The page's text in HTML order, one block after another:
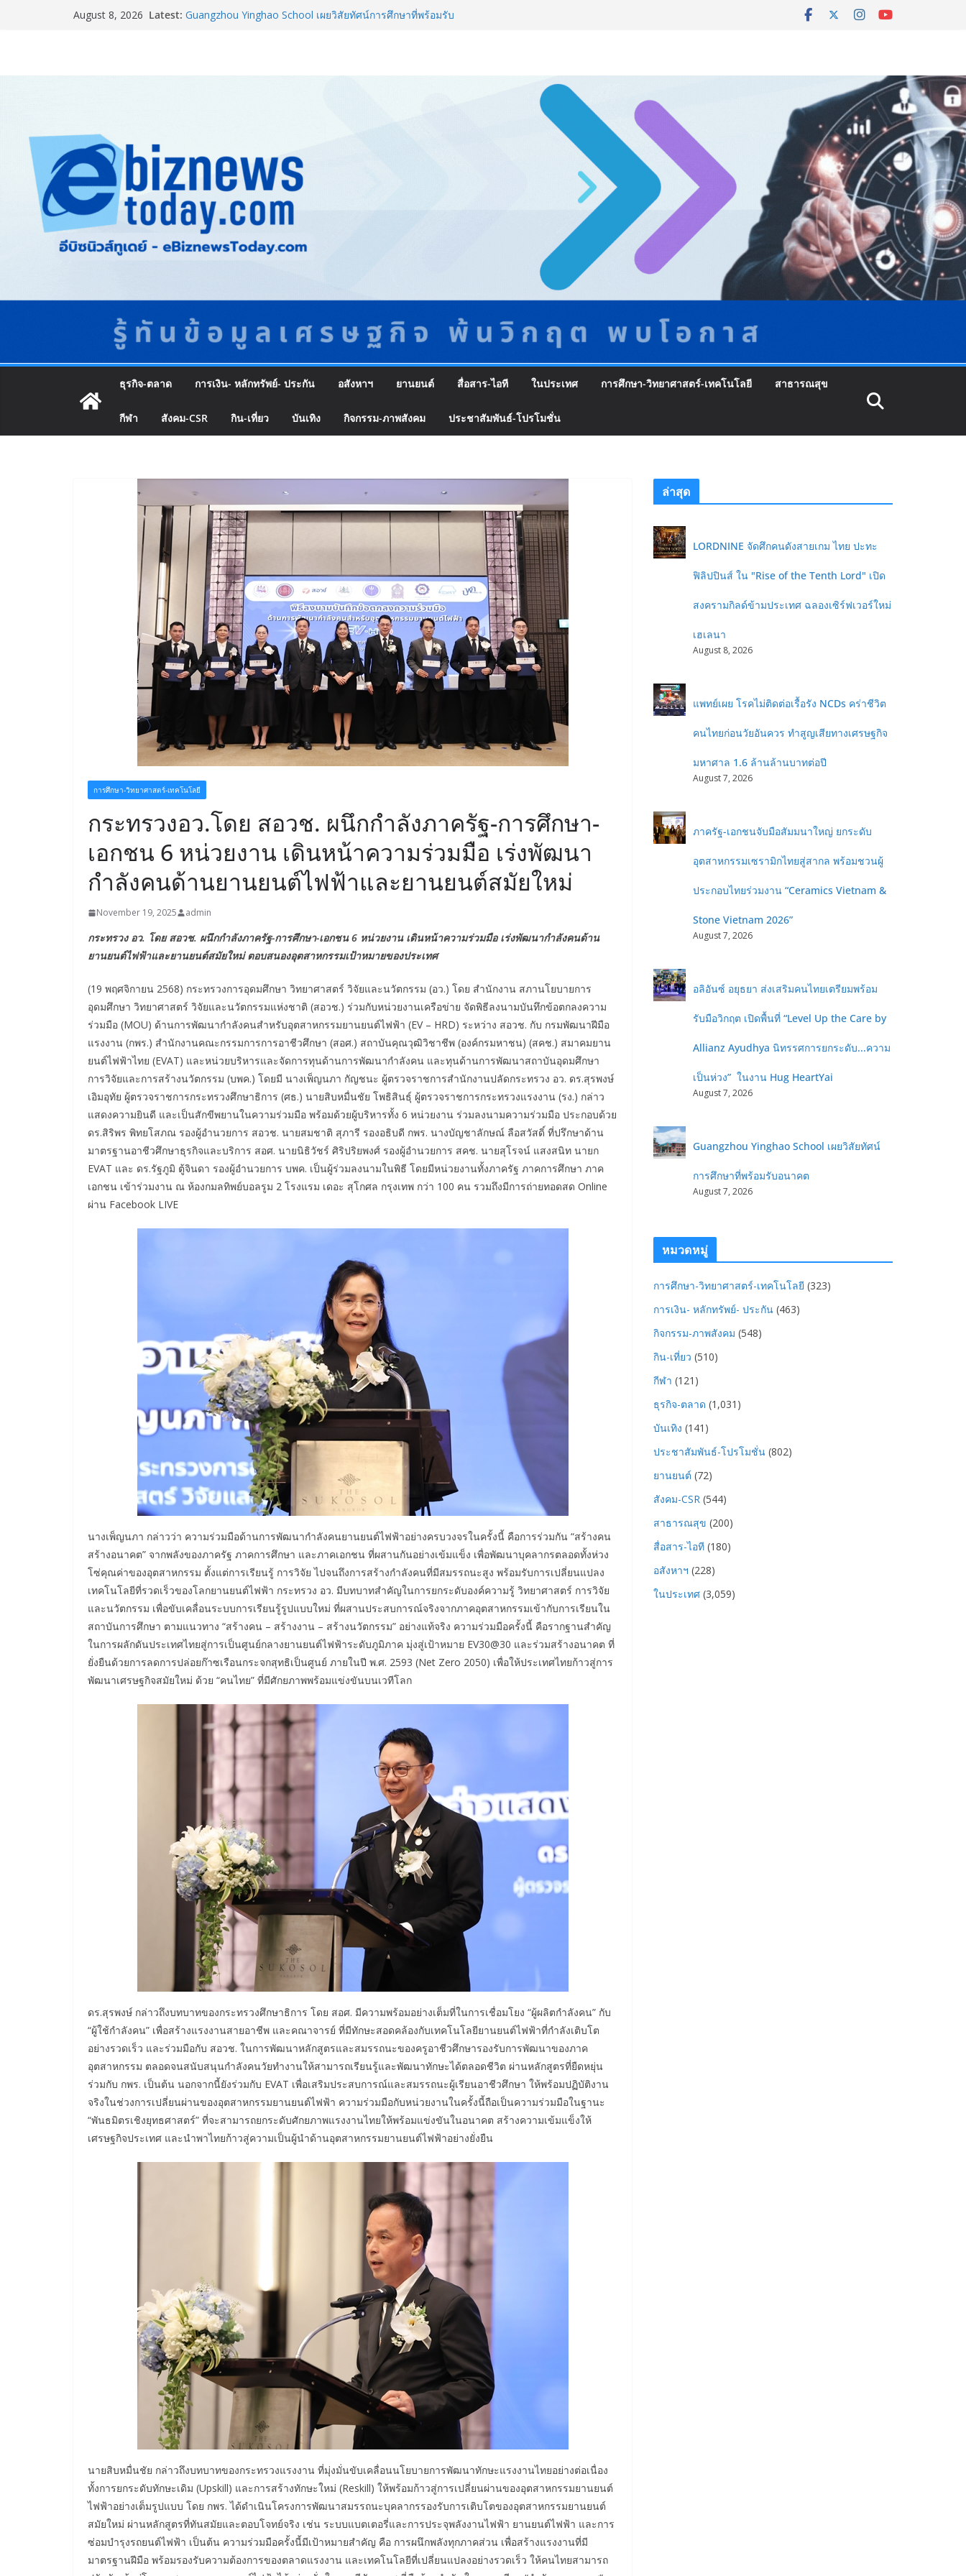
August 8, 2026 Latest: Guangzhou Yinghao School เผยวิสัยทัศน์การศึกษาที่พร้อมรับ
อลิอันซ์ อยุธยา ส่งเสริมคนไทยเตรียมพร้อมรับมือวิกฤต เปิดพื้นที่
“Level Up the Care by Allianz Ayudhya นิทรรศการยกระดับ…
ความเป็นห่วง” ในงาน Hug HeartYai
ธุรกิจ-ตลาด การเงิน- หลักทรัพย์- ประกัน อสังหาฯ ยานยนต์ สื่อสาร-ไอที ในประเทศ การศึกษา-วิทยาศาสตร์-เทคโนโลยี สาธารณสุข
กีฬา สังคม-CSR กิน-เที่ยว บันเทิง กิจกรรม-ภาพสังคม ประชาสัมพันธ์-โปรโมชั่น
การศึกษา-วิทยาศาสตร์-เทคโนโลยี
กระทรวงอว.โดย สอวช. ผนึกกำลังภาครัฐ-การศึกษา-
เอกชน 6 หน่วยงาน เดินหน้าความร่วมมือ เร่งพัฒนา
กำลังคนด้านยานยนต์ไฟฟ้าและยานยนต์สมัยใหม่
November 19, 2025 admin
กระทรวง อว. โดย สอวช. ผนึกกำลังภาครัฐ-การศึกษา-เอกชน 6 หน่วยงาน เดินหน้าความร่วมมือ เร่งพัฒนากำลังคนด้าน
ยานยนต์ไฟฟ้าและยานยนต์สมัยใหม่ ตอบสนองอุตสาหกรรมเป้าหมายของประเทศ
(19 พฤศจิกายน 2568) กระทรวงการอุดมศึกษา วิทยาศาสตร์ วิจัยและนวัตกรรม (อว.) โดย สำนักงาน สภานโยบายการ
อุดมศึกษา วิทยาศาสตร์ วิจัยและนวัตกรรมแห่งชาติ (สอวช.) ร่วมกับหน่วยงานเครือข่าย จัดพิธีลงนามบันทึกข้อตกลงความ
ร่วมมือ (MOU) ด้านการพัฒนากำลังคนสำหรับอุตสาหกรรมยานยนต์ไฟฟ้า (EV – HRD) ระหว่าง สอวช. กับ กรมพัฒนาฝีมือ
แรงงาน (กพร.) สำนักงานคณะกรรมการการอาชีวศึกษา (สอศ.) สถาบันคุณวุฒิวิชาชีพ (องค์กรมหาชน) (สคช.) สมาคมยาน
ยนต์ไฟฟ้าไทย (EVAT) และหน่วยบริหารและจัดการทุนด้านการพัฒนากำลังคน และทุนด้านการพัฒนาสถาบันอุดมศึกษา
การวิจัยและการสร้างนวัตกรรม (บพค.) โดยมี นางเพ็ญนภา กัญชนะ ผู้ตรวจราชการสำนักงานปลัดกระทรวง อว. ดร.สุรพงษ์
เอิมอุทัย ผู้ตรวจราชการกระทรวงศึกษาธิการ (ศธ.) นายสิบหมื่นชัย โพธิสินธุ์ ผู้ตรวจราชการกระทรวงแรงงาน (รง.) กล่าว
แสดงความยินดี และเป็นสักขีพยานในความร่วมมือ พร้อมด้วยผู้บริหารทั้ง 6 หน่วยงาน ร่วมลงนามความร่วมมือ ประกอบด้วย
ดร.สิริพร พิทยโสภณ รองผู้อำนวยการ สอวช. นายสมชาติ สุภารี รองอธิบดี กพร. นางบัญชาลักษณ์ ลือสวัสดิ์ ที่ปรึกษาด้าน
มาตรฐานอาชีวศึกษาธุรกิจและบริการ สอศ. นายนิธิวัชร์ ศิริปริยพงศ์ รองผู้อำนวยการ สคช. นายสุโรจน์ แสงสนิท นายก
EVAT และ ดร.รัฐภูมิ ตู้จินดา รองผู้อำนวยการ บพค. เป็นผู้ร่วมลงนามในพิธี โดยมีหน่วยงานทั้งภาครัฐ ภาคการศึกษา ภาค
เอกชน เข้าร่วมงาน ณ ห้องกมลทิพย์บอลรูม 2 โรงแรม เดอะ สุโกศล กรุงเทพ กว่า 100 คน รวมถึงมีการถ่ายทอดสด Online
ผ่าน Facebook LIVE
นางเพ็ญนภา กล่าวว่า ความร่วมมือด้านการพัฒนากำลังคนยานยนต์ไฟฟ้าอย่างครบวงจรในครั้งนี้ คือการร่วมกัน “สร้างคน
สร้างอนาคต” จากพลังของภาครัฐ ภาคการศึกษา และภาคเอกชน ที่ผสานกันอย่างเข้มแข็ง เพื่อพัฒนาบุคลากรตลอดทั้งห่วง
โซ่คุณค่าของอุตสาหกรรม ตั้งแต่การเรียนรู้ การวิจัย ไปจนถึงการสร้างกำลังคนที่มีสมรรถนะสูง พร้อมรับการเปลี่ยนแปลง
เทคโนโลยีที่รวดเร็วของโลกยานยนต์ไฟฟ้า กระทรวง อว. มีบทบาทสำคัญในการยกระดับองค์ความรู้ วิทยาศาสตร์ การวิจัย
และนวัตกรรม เพื่อขับเคลื่อนระบบการเรียนรู้รูปแบบใหม่ ที่ผสานประสบการณ์จริงจากภาคอุตสาหกรรมเข้ากับการเรียนใน
สถาบันการศึกษา ตามแนวทาง “สร้างคน – สร้างงาน – สร้างนวัตกรรม” อย่างแท้จริง ความร่วมมือครั้งนี้ คือรากฐานสำคัญ
ในการผลักดันประเทศไทยสู่การเป็นศูนย์กลางยานยนต์ไฟฟ้าระดับภูมิภาค มุ่งสู่เป้าหมาย EV30@30 และร่วมสร้างอนาคต ที่
ยั่งยืนด้วยการลดการปล่อยก๊าซเรือนกระจกสุทธิเป็นศูนย์ ภายในปี พ.ศ. 2593 (Net Zero 2050) เพื่อให้ประเทศไทยก้าวสู่การ
พัฒนาเศรษฐกิจสมัยใหม่ ด้วย “คนไทย” ที่มีศักยภาพพร้อมแข่งขันบนเวทีโลก
ดร.สุรพงษ์ กล่าวถึงบทบาทของกระทรวงศึกษาธิการ โดย สอศ. มีความพร้อมอย่างเต็มที่ในการเชื่อมโยง “ผู้ผลิตกำลังคน” กับ
“ผู้ใช้กำลังคน” เพื่อสร้างแรงงานสายอาชีพ และคณาจารย์ ที่มีทักษะสอดคล้องกับเทคโนโลยียานยนต์ไฟฟ้าที่กำลังเติบโต
อย่างรวดเร็ว และร่วมมือกับ สอวช. ในการพัฒนาหลักสูตรและสมรรถนะของครูอาชีวศึกษารองรับการพัฒนาของภาค
อุตสาหกรรม ตลอดจนสนับสนุนกำลังคนวัยทำงานให้สามารถเรียนรู้และพัฒนาทักษะได้ตลอดชีวิต ผ่านหลักสูตรที่ยืดหยุ่น
ร่วมกับ กพร. เป็นต้น นอกจากนี้ยังร่วมกับ EVAT เพื่อเสริมประสบการณ์และสมรรถนะผู้เรียนอาชีวศึกษา ให้พร้อมปฏิบัติงาน
จริงในช่วงการเปลี่ยนผ่านของอุตสาหกรรมยานยนต์ไฟฟ้า ความร่วมมือกับหน่วยงานในครั้งนี้ถือเป็นความร่วมมือในฐานะ
“พันธมิตรเชิงยุทธศาสตร์” ที่จะสามารถยกระดับศักยภาพแรงงานไทยให้พร้อมแข่งขันในอนาคต สร้างความเข้มแข็งให้
เศรษฐกิจประเทศ และนำพาไทยก้าวสู่ความเป็นผู้นำด้านอุตสาหกรรมยานยนต์ไฟฟ้าอย่างยั่งยืน
นายสิบหมื่นชัย กล่าวถึงบทบาทของกระทรวงแรงงาน ที่มุ่งมั่นขับเคลื่อนนโยบายการพัฒนาทักษะแรงงานไทยอย่างต่อเนื่อง
ทั้งการยกระดับทักษะเดิม (Upskill) และการสร้างทักษะใหม่ (Reskill) ให้พร้อมก้าวสู่การเปลี่ยนผ่านของอุตสาหกรรมยานยนต์
ไฟฟ้าอย่างเต็มรูปแบบ โดย กพร. ได้ดำเนินโครงการพัฒนาสมรรถนะบุคลากรรองรับการเติบโตของอุตสาหกรรมยานยนต์
สมัยใหม่ ผ่านหลักสูตรที่ทันสมัยและตอบโจทย์จริง เช่น ระบบแบตเตอรี่และการประจุพลังงานไฟฟ้า ยานยนต์ไฟฟ้า และการ
ซ่อมบำรุงรถยนต์ไฟฟ้า เป็นต้น ความร่วมมือครั้งนี้มีเป้าหมายสำคัญ คือ การผนึกพลังทุกภาคส่วน เพื่อสร้างแรงงานที่มี
มาตรฐานฝีมือ พร้อมรองรับความต้องการของตลาดแรงงาน และเทคโนโลยีที่เปลี่ยนแปลงอย่างรวดเร็ว ให้คนไทยสามารถ
ล่าสุด
LORDNINE จัดศึกคนดังสายเกม ไทย ปะทะ
ฟิลิปปินส์ ใน "Rise of the Tenth Lord" เปิด
สงครามกิลด์ข้ามประเทศ ฉลองเซิร์ฟเวอร์ใหม่
เฮเลนา
August 8, 2026
แพทย์เผย โรคไม่ติดต่อเรื้อรัง NCDs คร่าชีวิต
คนไทยก่อนวัยอันควร ทำสูญเสียทางเศรษฐกิจ
มหาศาล 1.6 ล้านล้านบาทต่อปี
August 7, 2026
ภาครัฐ-เอกชนจับมือสัมมนาใหญ่ ยกระดับ
อุตสาหกรรมเซรามิกไทยสู่สากล พร้อมชวนผู้
ประกอบไทยร่วมงาน “Ceramics Vietnam &
Stone Vietnam 2026”
August 7, 2026
อลิอันซ์ อยุธยา ส่งเสริมคนไทยเตรียมพร้อม
รับมือวิกฤต เปิดพื้นที่ “Level Up the Care by
Allianz Ayudhya นิทรรศการยกระดับ...ความ
เป็นห่วง” ในงาน Hug HeartYai
August 7, 2026
Guangzhou Yinghao School เผยวิสัยทัศน์
การศึกษาที่พร้อมรับอนาคต
August 7, 2026
หมวดหมู่
การศึกษา-วิทยาศาสตร์-เทคโนโลยี (323)
การเงิน- หลักทรัพย์- ประกัน (463)
กิจกรรม-ภาพสังคม (548)
กิน-เที่ยว (510)
กีฬา (121)
ธุรกิจ-ตลาด (1,031)
บันเทิง (141)
ประชาสัมพันธ์-โปรโมชั่น (802)
ยานยนต์ (72)
สังคม-CSR (544)
สาธารณสุข (200)
สื่อสาร-ไอที (180)
อสังหาฯ (228)
ในประเทศ (3,059)